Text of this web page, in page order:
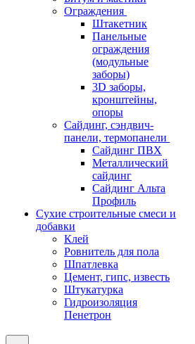
Ограждения
Штакетник
Панельные
ограждения
(модульные
заборы)
3D заборы,
кронштейны,
опоры
Cайдинг, сэндвич-
панели, термопанели
Сайдинг ПВХ
Металлический
сайдинг
Сайдинг Альта
Профиль
Сухие строительные смеси и
добавки
Клей
Ровнитель для пола
Шпатлевка
Цемент, гипс, известь
Штукатурка
Гидроизоляция
Пенетрон